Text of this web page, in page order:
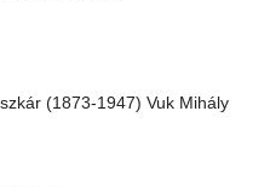
(1873-1947) Vuk Mihály